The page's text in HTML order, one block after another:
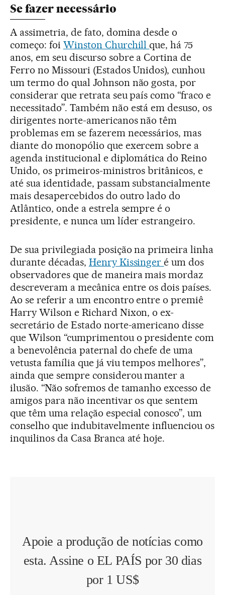
Se fazer necessário
A assimetria, de fato, domina desde o
começo: foi Winston Churchillque, há 75
anos, em seu discurso sobre a Cortina de
Ferro no Missouri (Estados Unidos), cunhou
um termo do qual Johnson não gosta, por
considerar que retrata seu país como “fraco e
necessitado”. Também não está em desuso, os
dirigentes norte-americanos não têm
problemas em se fazerem necessários, mas
diante do monopólio que exercem sobre a
agenda institucional e diplomática do Reino
Unido, os primeiros-ministros britânicos, e
até sua identidade, passam substancialmente
mais desapercebidos do outro lado do
Atlântico, onde a estrela sempre é o
presidente, e nunca um líder estrangeiro.
De sua privilegiada posição na primeira linha
durante décadas, Henry Kissingeré um dos
observadores que de maneira mais mordaz
descreveram a mecânica entre os dois países.
Ao se referir a um encontro entre o premiê
Harry Wilson e Richard Nixon, o ex-
secretário de Estado norte-americano disse
que Wilson “cumprimentou o presidente com
a benevolência paternal do chefe de uma
vetusta família que já viu tempos melhores”,
ainda que sempre considerou manter a
ilusão. “Não sofremos de tamanho excesso de
amigos para não incentivar os que sentem
que têm uma relação especial conosco”, um
conselho que indubitavelmente influenciou os
inquilinos da Casa Branca até hoje.
Apoie a produção de notícias como
esta. Assine o EL PAÍS por 30 dias
por 1 US$